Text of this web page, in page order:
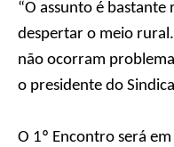
“O assunto é
despertar o meio
não ocorram
o presidente do
O 1º Encontro será